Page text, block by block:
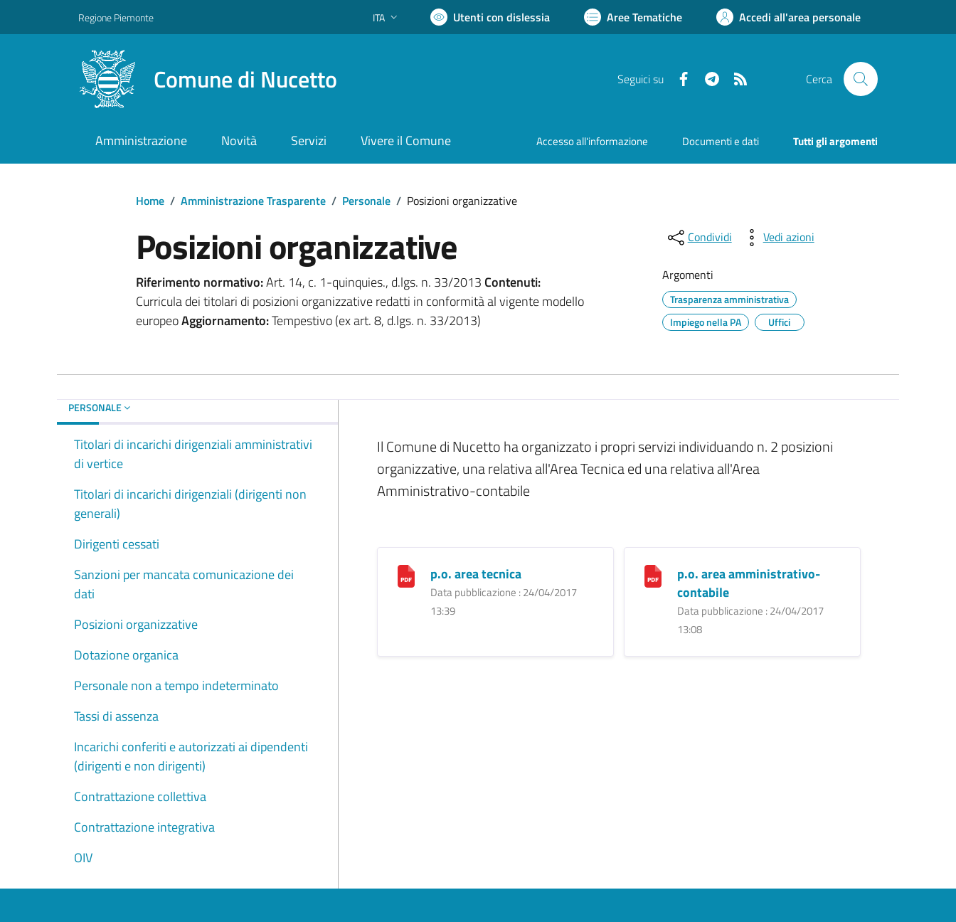
Regione Piemonte Lingua attiva:
ITA Utenti con dislessia Aree Tematiche Accedi all'area personale
Comune di Nucetto Seguici su FacebookTelegram Cerca
Amministrazione Novità Servizi Vivere il Comune Accesso all'informazione Documenti e dati Tutti gli argomenti
Home / Amministrazione Trasparente / Personale / Posizioni organizzative
Posizioni organizzative
Riferimento normativo:Art. 14, c. 1-quinquies., d.lgs. n. 33/2013 Contenuti:
Curricula dei titolari di posizioni organizzative redatti in conformità al vigente modello
europeoAggiornamento:Tempestivo (ex art. 8, d.lgs. n. 33/2013)
Condividi Vedi azioni
Argomenti
Trasparenza amministrativa
Impiego nella PA
Uffici
PERSONALE
Titolari di incarichi dirigenziali amministrativi
di vertice
Titolari di incarichi dirigenziali (dirigenti non
generali)
Dirigenti cessati
Sanzioni per mancata comunicazione dei
dati
Posizioni organizzative
Dotazione organica
Personale non a tempo indeterminato
Tassi di assenza
Incarichi conferiti e autorizzati ai dipendenti
(dirigenti e non dirigenti)
Contrattazione collettiva
Contrattazione integrativa
OIV
Il Comune di Nucetto ha organizzato i propri servizi individuando n. 2 posizioni
organizzative, una relativa all'Area Tecnica ed una relativa all'Area
Amministrativo-contabile
p.o. area tecnica
Data pubblicazione : 24/04/2017
13:39
p.o. area amministrativo-
contabile
Data pubblicazione : 24/04/2017
13:08